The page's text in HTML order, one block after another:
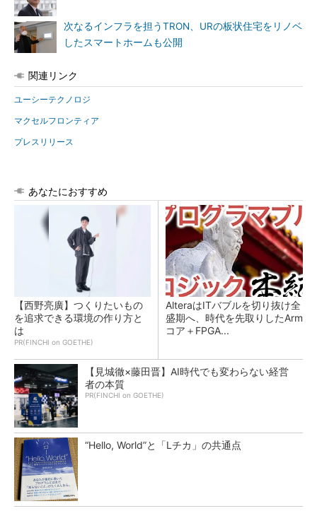
次なるインフラを担うTRON、URの板状住宅をリノベ
したスマートホームも公開
関連リンク
ユーシーテクノロジ
マクセルフロンティア
プレスリリース
あなたにおすすめ
【西野亮廣】つくりたいもの
を追求できる環境の作り方と
は
PR(FINCHI on GOETHE)
AlteraはITバブルを切り抜け全
盛期へ、時代を先取りしたArm
コア＋FPGA...
【見城徹×藤田晋】AI時代でも変わらない経営
者の本質
PR(FINCHI on GOETHE)
“Hello, World”と「Lチカ」の共通点